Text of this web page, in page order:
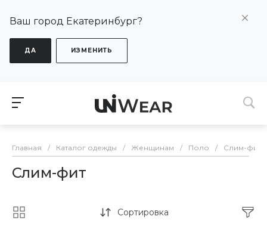
Ваш город Екатеринбург?
ДА ИЗМЕНИТЬ
Главная / Каталог одежды / Женщинам / Поло / Слим-фит
Слим-фит
Сортировка